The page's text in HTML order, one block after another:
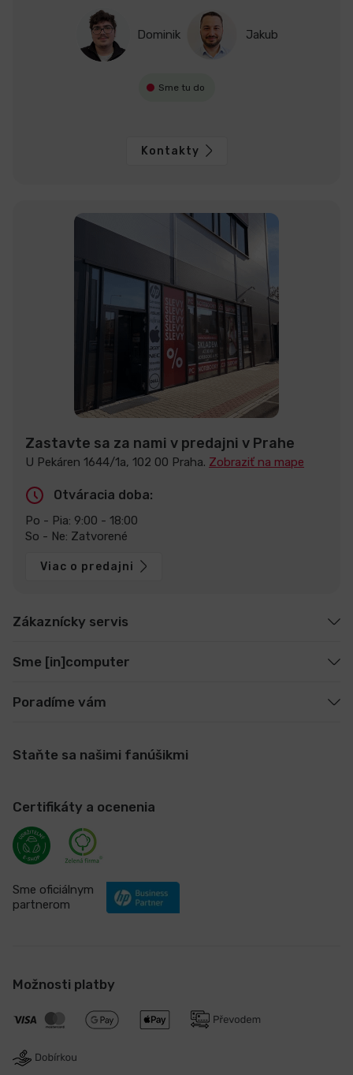
Dominik Jakub
Sme tu do
Kontakty
Zastavte sa za nami v predajni v Prahe
U Pekáren 1644/1a, 102 00 Praha. Zobraziť na mape
Otváracia doba:
Po - Pia: 9:00 - 18:00
So - Ne: Zatvorené
Viac o predajni
Zákaznícky servis
Sme [in]computer
Poradíme vám
Staňte sa našimi fanúšikmi
Certifikáty a ocenenia
Sme oficiálnym
partnerom
Možnosti platby